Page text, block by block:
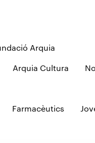
Arquia
Arquia Cultura
Farmacèutics